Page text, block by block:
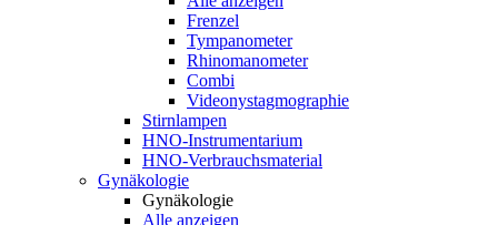
Frenzel
Tympanometer
Rhinomanometer
Combi
Videonystagmographie
Stirnlampen
HNO-Instrumentarium
HNO-Verbrauchsmaterial
Gynäkologie
Gynäkologie
Alle anzeigen